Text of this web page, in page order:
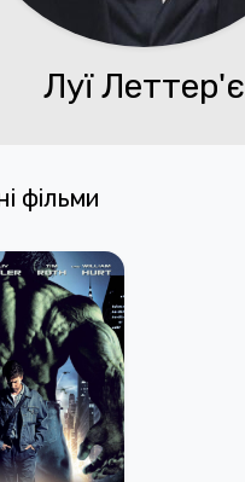
Луї Леттер'є
фільми